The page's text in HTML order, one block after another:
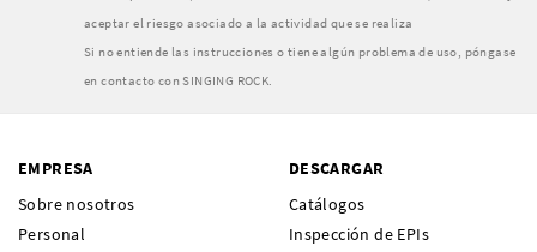
aceptar el riesgo asociado a la actividad que se realiza
Si no entiende las instrucciones o tiene algún problema de uso, póngase
en contacto con SINGING ROCK.
EMPRESA
Sobre nosotros
Personal
DESCARGAR
Catálogos
Inspección de EPIs